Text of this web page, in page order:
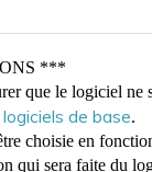
que le logiciel ne
de base.
choisie en
qui sera faite du